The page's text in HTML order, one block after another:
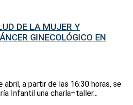
DE LA MUJER Y
GINECOLÓGICO EN
abril, a partir de las 16:30 horas, se
Infantil una charla–taller...